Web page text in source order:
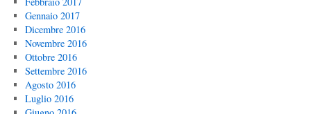
Gennaio 2017
Dicembre 2016
Novembre 2016
Ottobre 2016
Settembre 2016
Agosto 2016
Luglio 2016